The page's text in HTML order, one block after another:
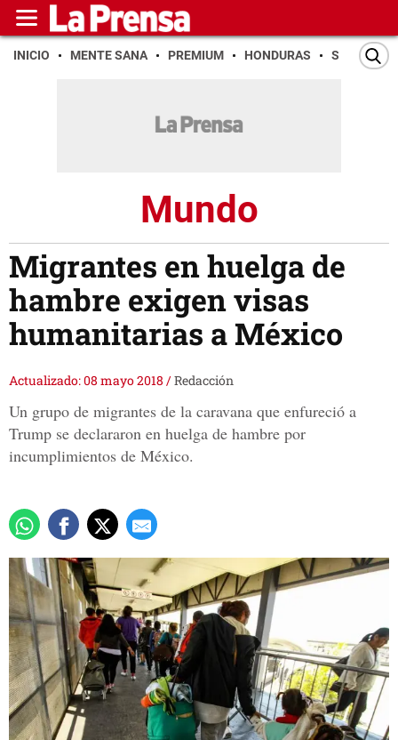
INICIO MENTE SANA PREMIUM HONDURAS SAN PEDRO
Mundo
Migrantes en huelga de
hambre exigen visas
humanitarias a México
Actualizado: 08 mayo 2018 /Redacción
Un grupo de migrantes de la caravana que enfureció a
Trump se declararon en huelga de hambre por
incumplimientos de México.